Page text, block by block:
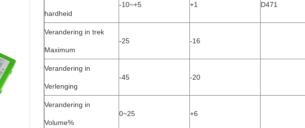
hardheid
-10~+5 +1 D471
Verandering in trek
Maximum
-25 -16
Verandering in
Verlenging
-45 -20
Verandering in
Volume%
0~25 +6